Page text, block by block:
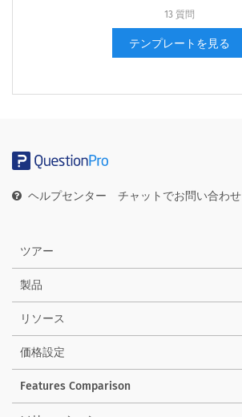
13 質問
テンプレートを見る
ヘルプセンター チャットでお問い合わせ
ツアー
製品
リソース
価格設定
Features Comparison